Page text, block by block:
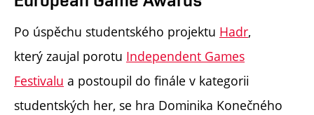
Po úspěchu studentského projektu Hadr,
který zaujal porotu Independent Games
Festivalu a postoupil do finále v kategorii
studentských her, se hra Dominika Konečného